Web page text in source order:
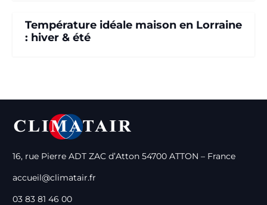
Température idéale maison en Lorraine
: hiver & été
16, rue Pierre ADT ZAC d’Atton 54700 ATTON – France
accueil@climatair.fr
03 83 81 46 00